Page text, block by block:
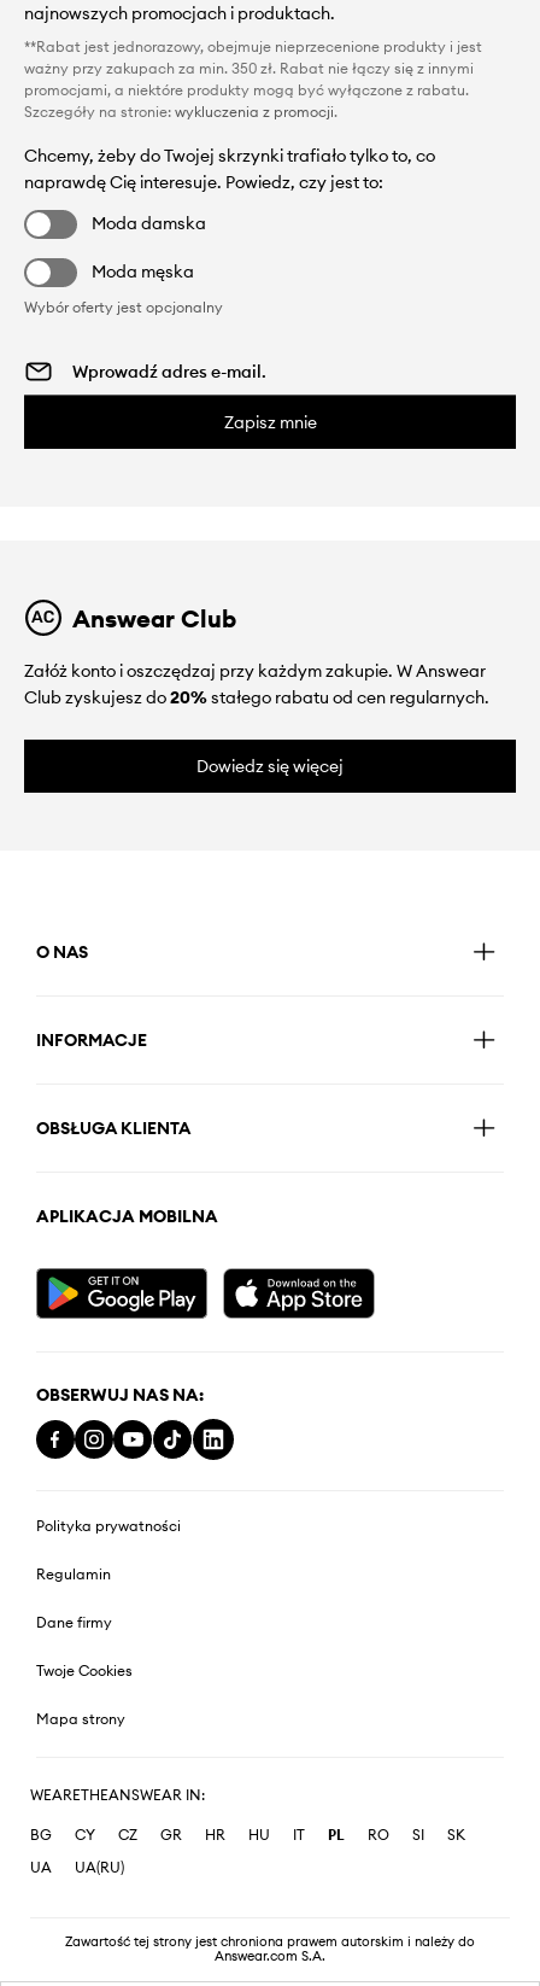
najnowszych promocjach i produktach.
**Rabat jest jednorazowy, obejmuje nieprzecenione produkty i jest
ważny przy zakupach za min. 350 zł. Rabat nie łączy się z innymi
promocjami, a niektóre produkty mogą być wyłączone z rabatu.
Szczegóły na stronie: wykluczenia z promocji.
Chcemy, żeby do Twojej skrzynki trafiało tylko to, co
naprawdę Cię interesuje. Powiedz, czy jest to:
Moda damska
Moda męska
Wybór oferty jest opcjonalny
Zapisz mnie
Answear Club
Załóż konto i oszczędzaj przy każdym zakupie. W Answear
Club zyskujesz do20%stałego rabatu od cen regularnych.
Dowiedz się więcej
O NAS
INFORMACJE
OBSŁUGA KLIENTA
APLIKACJA MOBILNA
OBSERWUJ NAS NA:
Polityka prywatności
Regulamin
Dane firmy
Twoje Cookies
Mapa strony
WEARETHEANSWEAR IN:
BG CY CZ GR HR HU IT PL RO SI
SK
UA
UA(RU)
Zawartość tej strony jest chroniona prawem autorskim i należy do
Answear.com S.A.